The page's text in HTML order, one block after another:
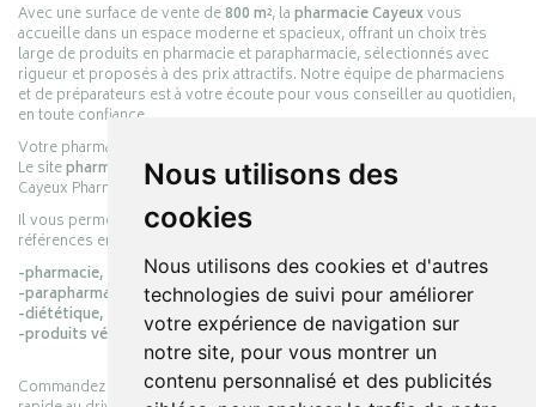
Nous utilisons des
cookies
Nous utilisons des cookies et d'autres
technologies de suivi pour améliorer
votre expérience de navigation sur
notre site, pour vous montrer un
contenu personnalisé et des publicités
Avec une surface de vente de800 m², lapharmacie Cayeuxvous
accueille dans un espace moderne et spacieux, offrant un choix très
large de produits en pharmacie et parapharmacie, sélectionnés avec
rigueur et proposés à des prix attractifs. Notre équipe de pharmaciens
et de préparateurs est à votre écoute pour vous conseiller au quotidien,
en toute confiance.
Votre pharmacie en ligne :
Le sitepharmacie-cayeux.frest le prolongement digital de la pharmacie
Cayeux Pharmabest Berck-sur-Mer – Rang-du-Fliers.
Il vous permet de réaliser vos achats en ligne parmi des milliers de
références en :
-pharmacie,
-parapharmacie,
-diététique,
-produits vétérinaires.
Commandez simplement vos produits en ligne et choisissez le retrait